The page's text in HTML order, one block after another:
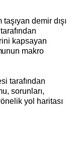
demir dışı
kapsayan
makro
tarafından
sorunları,
yol haritası